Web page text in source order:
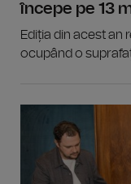
începe pe 13
Ediția din acest an
ocupând o